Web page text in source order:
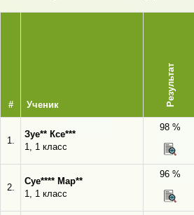
# Ученик Результат
1.
Зуе** Ксе***
1, 1 класс
98 %
2.
Суе**** Мар**
1, 1 класс
96 %